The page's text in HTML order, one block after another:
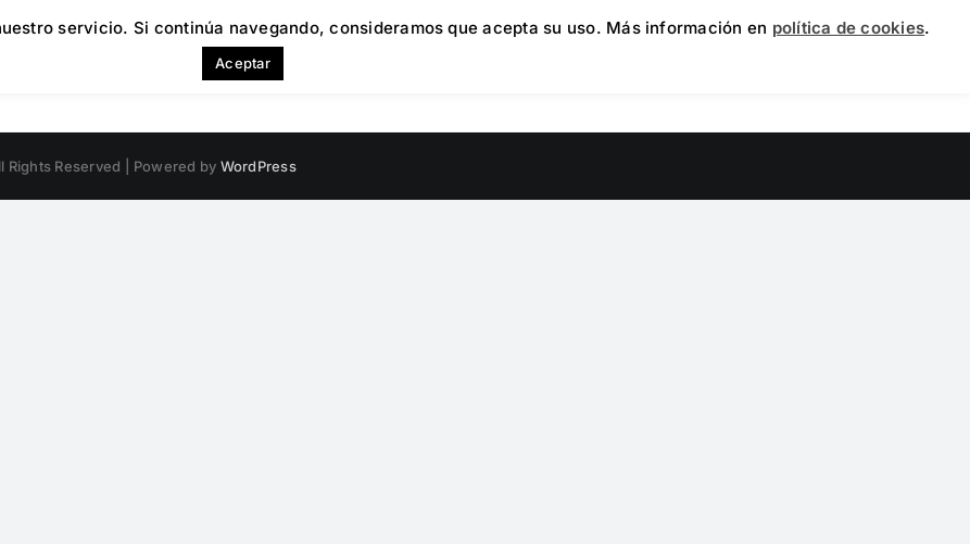
Rights Reserved | Powered by WordPress
servicio. Si continúa navegando, consideramos que acepta su uso. Más información en política de cookies.
Aceptar